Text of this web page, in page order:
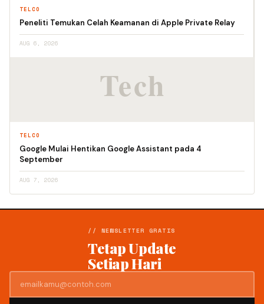
TELCO
Peneliti Temukan Celah Keamanan di Apple Private Relay
AUG 6, 2026
TELCO
Google Mulai Hentikan Google Assistant pada 4
September
AUG 7, 2026
// NEWSLETTER GRATIS
Tetap Update
Setiap Hari